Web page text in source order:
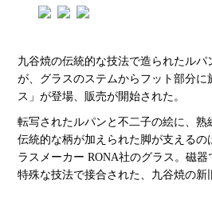
九谷焼の伝統的な技法で造られたルパ
が、グラスのステムからフット部分に
ス」が登場、販売が開始された。
転写されたルパンと不二子の絵に、熟
伝統的な柄が加えられた脚が支えるの
ラスメーカー RONA社のグラス。磁
特殊な技法で接合された、九谷焼の新